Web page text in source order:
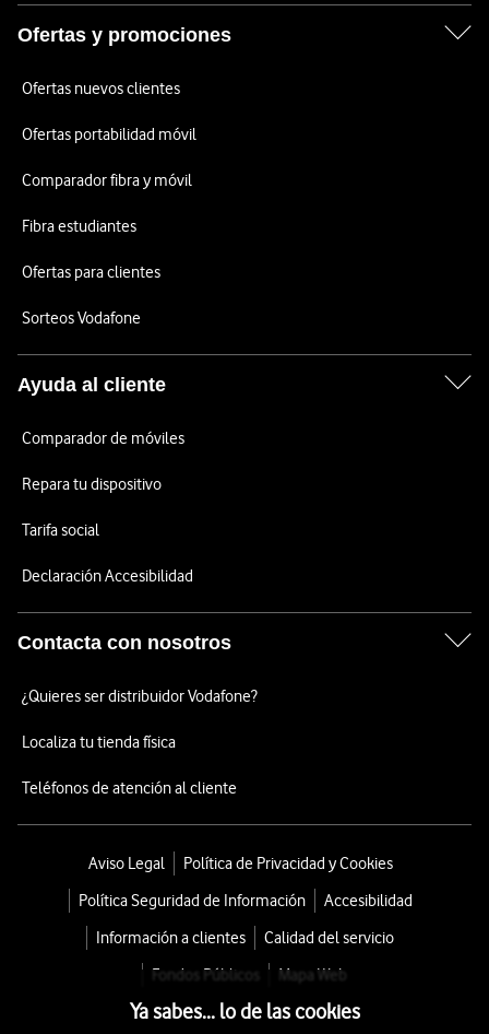
Ofertas y promociones
Ofertas nuevos clientes
Ofertas portabilidad móvil
Comparador fibra y móvil
Fibra estudiantes
Ofertas para clientes
Sorteos Vodafone
Ayuda al cliente
Comparador de móviles
Repara tu dispositivo
Tarifa social
Declaración Accesibilidad
Contacta con nosotros
¿Quieres ser distribuidor Vodafone?
Localiza tu tienda física
Teléfonos de atención al cliente
Aviso Legal
Política de Privacidad y Cookies
Política Seguridad de Información
Accesibilidad
Información a clientes
Calidad del servicio
Fondos Públicos
Mapa Web
Ya sabes... lo de las cookies